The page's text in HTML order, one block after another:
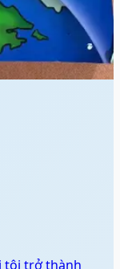
tôi trở thành